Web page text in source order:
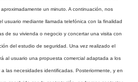
un minuto. A continuación, nos
usuario mediante llamada telefónica con la finalidad
de su vivienda o negocio y concertar una visita con
del estudio de seguridad. Una vez realizado el
al usuario una propuesta comercial adaptada a los
las necesidades identificadas. Posteriormente, y en